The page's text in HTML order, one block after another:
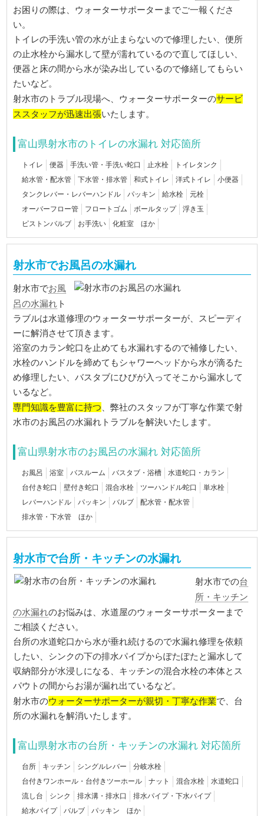
お困りの際は、ウォーターサポーターまでご一報くださ
い。
トイレの手洗い管の水が止まらないので修理したい、便所
の止水栓から漏水して壁が濡れているので直してほしい、
便器と床の間から水が染み出しているので修繕してもらい
たいなど。
射水市のトラブル現場へ、ウォーターサポーターのサービ
ススタッフが迅速出張いたします。
富山県射水市のトイレの水漏れ 対応箇所
トイレ 便器 手洗い管・手洗い蛇口 止水栓
トイレタンク
給水管・配水管
下水管・排水管 和式トイレ 洋式トイレ
小便器
タンクレバー・レバーハンドル
パッキン 給水栓
元栓
オーバーフロー管
フロートゴム ボールタップ
浮き玉
ピストンバルブ
お手洗い 化粧室 ほか
射水市でお風呂の水漏れ
射水市でお風
呂の水漏れ ト
ラブルは水道修理のウォーターサポーターが、スピーディ
ーに解消させて頂きます。
浴室のカラン蛇口を止めても水漏れするので補修したい、
水栓のハンドルを締めてもシャワーヘッドから水が滴るた
め修理したい、バスタブにひびが入ってそこから漏水して
いるなど。
専門知識を豊富に持つ、弊社のスタッフが丁寧な作業で射
水市のお風呂の水漏れトラブルを解決いたします。
富山県射水市のお風呂の水漏れ 対応箇所
お風呂 浴室 バスルーム バスタブ・浴槽
水道蛇口・カラン
台付き蛇口
壁付き蛇口 混合水栓 ツーハンドル蛇口
単水栓
レバーハンドル
パッキン バルブ
配水管・配水管
排水管・下水管 ほか
射水市で台所・キッチンの水漏れ
射水市での台
所・キッチン
の水漏れのお悩みは、水道屋のウォーターサポーターまで
ご相談ください。
台所の水道蛇口から水が垂れ続けるので水漏れ修理を依頼
したい、シンクの下の排水パイプからぽたぽたと漏水して
収納部分が水浸しになる、キッチンの混合水栓の本体とス
パウトの間からお湯が漏れ出ているなど。
射水市のウォーターサポーターが親切・丁寧な作業で、台
所の水漏れを解消いたします。
富山県射水市の台所・キッチンの水漏れ 対応箇所
台所 キッチン シングルレバー
分岐水栓
台付きワンホール・台付きツーホール
ナット 混合水栓
水道蛇口
流し台
シンク 排水溝・排水口
排水パイプ・下水パイプ
給水パイプ
バルブ パッキン ほか